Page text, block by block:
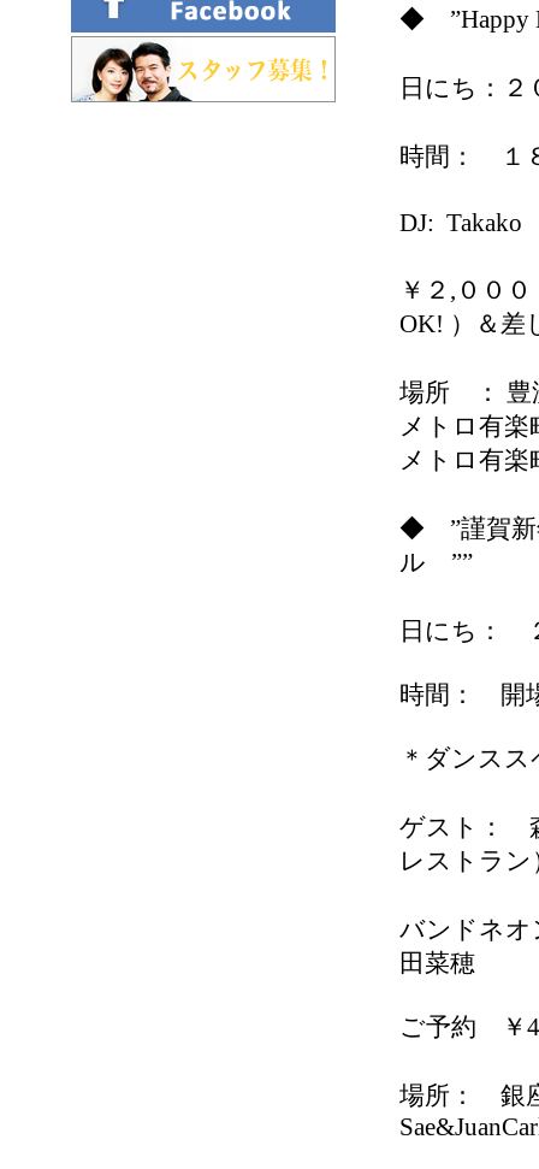
◆ ”Happy
日にち：
時間： １
DJ:
￥２,００
OK! ）＆差
場所 ： 豊
メトロ有楽
メトロ有
◆ ”謹賀新
ル ””
日にち：
時間：
＊ダンス
ゲスト：
レストラン
バンドネ
田菜穂
ご予約
場所： 銀